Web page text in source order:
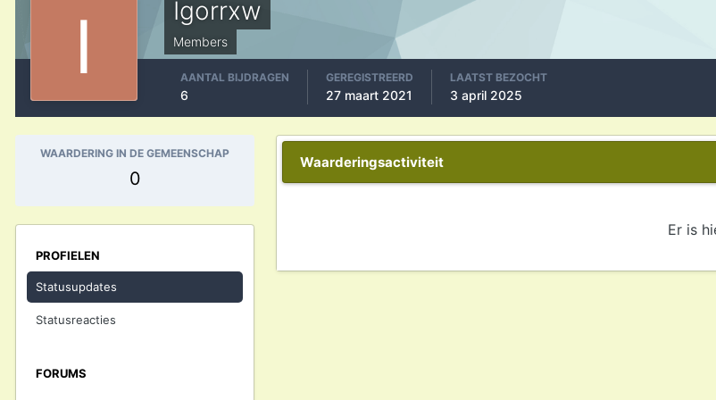
Igorrxw
Members
AANTAL BIJDRAGEN
6
GEREGISTREERD
27 maart 2021
LAATST BEZOCHT
3 april 2025
WAARDERING IN DE GEMEENSCHAP
0
PROFIELEN
Statusupdates
Statusreacties
FORUMS
Waarderingsactiviteit
Er is